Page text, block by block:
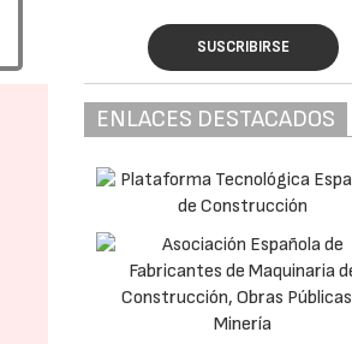
SUSCRIBIRSE
ENLACES DESTACADOS